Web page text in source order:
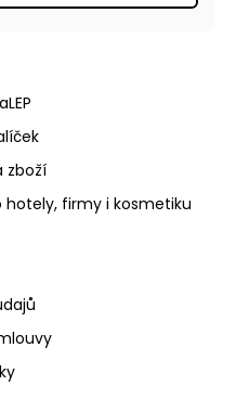
zboží
hotely, firmy i kosmetiku